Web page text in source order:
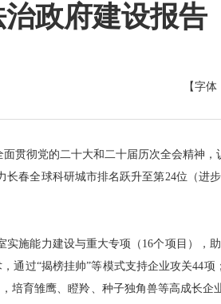
政府建设报告
【字体
彻党的二十大和二十届历次全会精神，
春全球科研城市排名跃升至第24位（进
施能力建设与重大专项（16个项目），
通过“揭榜挂帅”等模式支持企业攻关44项
育雏鹰、瞪羚、种子独角兽等高成长企